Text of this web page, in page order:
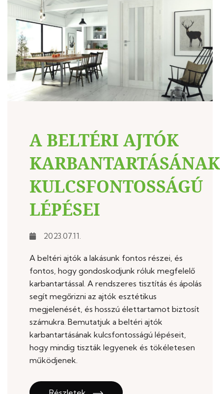
A BELTÉRI AJTÓK
KARBANTARTÁSÁNAK
KULCSFONTOSSÁGÚ
LÉPÉSEI
2023.07.11.
A beltéri ajtók a lakásunk fontos részei, és
fontos, hogy gondoskodjunk róluk megfelelő
karbantartással. A rendszeres tisztítás és ápolás
segít megőrizni az ajtók esztétikus
megjelenését, és hosszú élettartamot biztosít
számukra. Bemutatjuk a beltéri ajtók
karbantartásának kulcsfontosságú lépéseit,
hogy mindig tiszták legyenek és tökéletesen
működjenek.